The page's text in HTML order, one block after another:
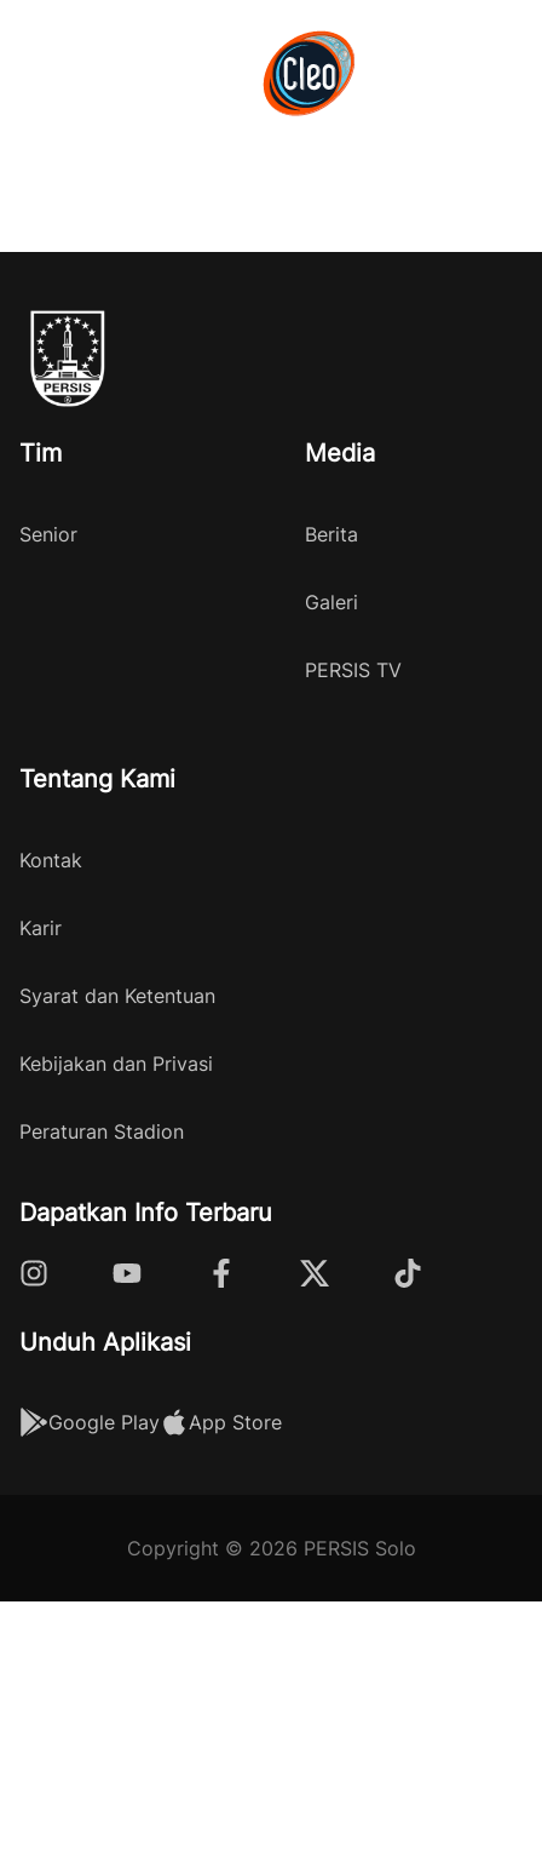
Tim
Senior
Media
Berita
Galeri
PERSIS TV
Tentang Kami
Kontak
Karir
Syarat dan Ketentuan
Kebijakan dan Privasi
Peraturan Stadion
Dapatkan Info Terbaru
Unduh Aplikasi
Google Play App Store
Copyright © 2026 PERSIS Solo